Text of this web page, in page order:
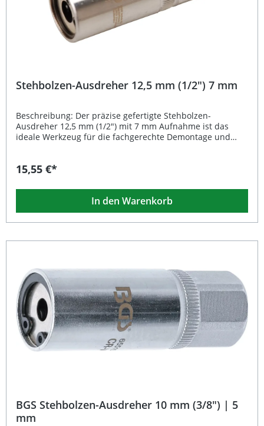
Stehbolzen-Ausdreher 12,5 mm (1/2") – 9 mm
Stehbolzen-Ausdreher 12,5 mm (1/2") 7 mm
Beschreibung: Der präzise gefertigte Stehbolzen-
Ausdreher 12,5 mm (1/2") mit 7 mm Aufnahme ist das
ideale Werkzeug für die fachgerechte Demontage und
Dank der Rändelung ist ein fester Halt gewährleistet,
für Langlebigkeit und Korrosionsschutz sorgt. Der
Außensechskant mit 21 mm ermöglicht eine einfache
Handhabung und Kompatibilität mit gängigen
Steckschlüsseln. Gefertigt aus robustem Chrom-
Belastbarkeit und präzises Arbeiten – perfekt für
Vanadium-Stahl 3 Klemmwalzen für sicheren Halt und
schonendes Arbeiten Ergonomische Rändelung für festen
Griff Hochglanzverchromter vorderer Teil,
mattverchromter hinterer Teil Mit 21 mm Außensechskant
für einfache Anwendung Lieferumfang: 1x Stehbolzen-
Ausdreher 12,5 mm (1/2") 7 mm
15,55 €*
In den Warenkorb
BGS Stehbolzen-Ausdreher 10 mm (3/8") | 5
mm